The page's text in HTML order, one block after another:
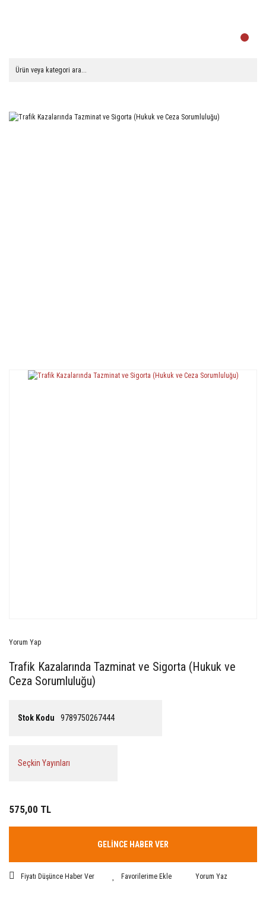
Yorum Yap
Trafik Kazalarında Tazminat ve Sigorta (Hukuk ve
Ceza Sorumluluğu)
Stok Kodu 9789750267444
Seçkin Yayınları
575,00 TL
GELİNCE HABER VER
Fiyatı Düşünce Haber Ver Yorum Yaz